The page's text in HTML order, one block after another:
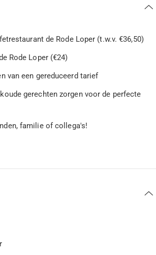
de Rode Loper (t.w.v. €36,50)
Rode Loper (€24)
van een gereduceerd tarief
gerechten zorgen voor de perfecte
familie of collega's!